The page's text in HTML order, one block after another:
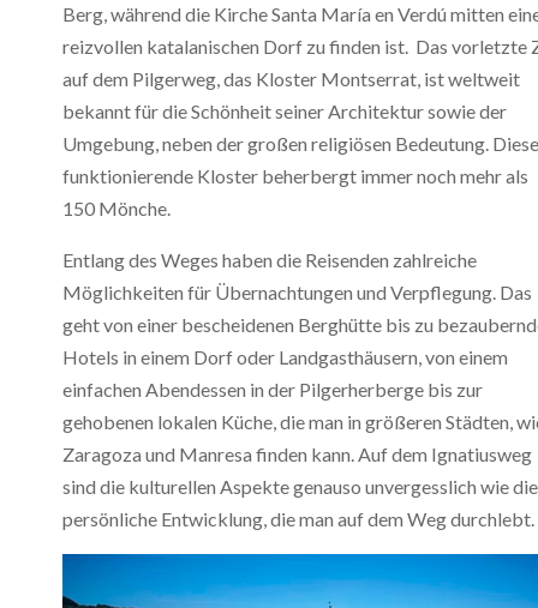
Berg, während die Kirche Santa María en Verdú mitten
reizvollen katalanischen Dorf zu finden ist. Das vorletzte
auf dem Pilgerweg, das Kloster Montserrat, ist weltweit
bekannt für die Schönheit seiner Architektur sowie der
Umgebung, neben der großen religiösen Bedeutung.
funktionierende Kloster beherbergt immer noch mehr als
150 Mönche.
Entlang des Weges haben die Reisenden zahlreiche
Möglichkeiten für Übernachtungen und Verpflegung. Das
geht von einer bescheidenen Berghütte bis zu
Hotels in einem Dorf oder Landgasthäusern, von einem
einfachen Abendessen in der Pilgerherberge bis zur
gehobenen lokalen Küche, die man in größeren Städten,
Zaragoza und Manresa finden kann. Auf dem Ignatiusweg
sind die kulturellen Aspekte genauso unvergesslich wie die
persönliche Entwicklung, die man auf dem Weg durchlebt.